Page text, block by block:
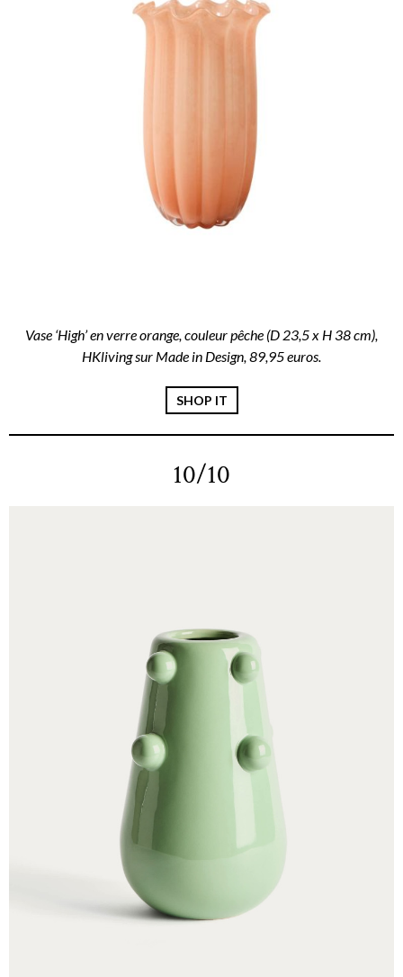
Vase ‘High’ en verre orange, couleur pêche (D 23,5 x H 38 cm),
HKliving sur Made in Design, 89,95 euros.
SHOP IT
10/10